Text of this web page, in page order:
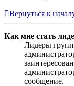
Вернуться к
Как мне стать
Лидеры
сообщение.